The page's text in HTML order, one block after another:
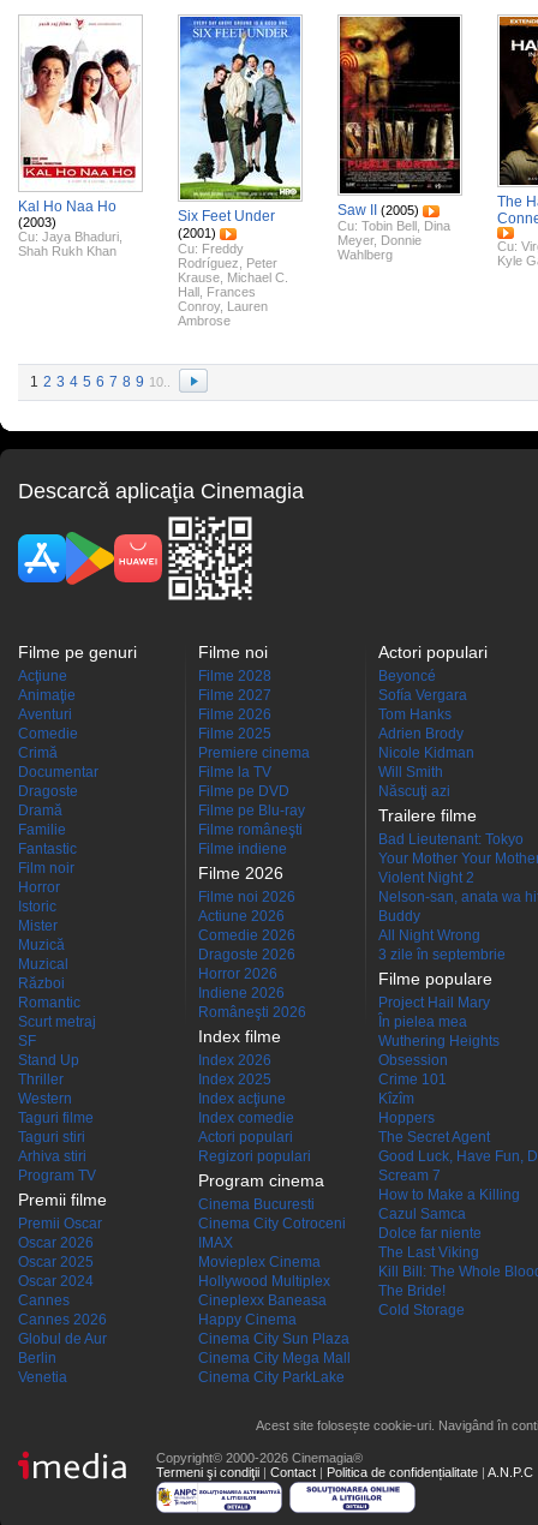
Kal Ho Naa Ho
(2003)
Cu: Jaya Bhaduri
Shah Rukh Khan
Six Feet Under
(2001)
Cu: Freddy
Rodríguez
Peter
Krause Michael C.
Hall Frances
Conroy, Lauren
Ambrose
Saw II
(2005)
Cu: Tobin Bell Dina
Meyer, Donnie
Wahlberg
The
Cu:
Kyle
1 2 3 4 5 6 7 8 9 10..
Descarcă aplicaţia Cinemagia
Filme pe genuri
Acţiune
Animaţie
Aventuri
Comedie
Crimă
Documentar
Dragoste
Dramă
Familie
Fantastic
Film noir
Horror
Istoric
Mister
Muzică
Muzical
Război
Romantic
Scurt metraj
SF
Stand Up
Thriller
Western
Taguri filme
Taguri stiri
Arhiva stiri
Program TV
Premii filme
Premii Oscar
Oscar 2026
Oscar 2025
Oscar 2024
Cannes
Cannes 2026
Globul de Aur
Berlin
Venetia
Filme noi
Filme 2028
Filme 2027
Filme 2026
Filme 2025
Premiere cinema
Filme la TV
Filme pe DVD
Filme pe Blu-ray
Filme româneşti
Filme indiene
Filme 2026
Filme noi 2026
Actiune 2026
Comedie 2026
Dragoste 2026
Horror 2026
Indiene 2026
Româneşti 2026
Index filme
Index 2026
Index 2025
Index acţiune
Index comedie
Actori populari
Regizori populari
Program cinema
Cinema Bucuresti
Cinema City Cotroceni
IMAX
Movieplex Cinema
Hollywood Multiplex
Cineplexx Baneasa
Happy Cinema
Cinema City Sun Plaza
Cinema City Mega Mall
Cinema City ParkLake
Actori populari
Beyoncé
Sofía Vergara
Tom Hanks
Adrien Brody
Nicole Kidman
Will Smith
Născuţi azi
Trailere filme
Bad Lieutenant: Tokyo
Your Mother Your
Violent Night 2
Nelson-san, anata wa
Buddy
All Night Wrong
3 zile în septembrie
Filme populare
Project Hail Mary
În pielea mea
Wuthering Heights
Obsession
Crime 101
Kîzîm
Hoppers
The Secret Agent
Good Luck, Have Fun,
Scream 7
How to Make a Killing
Cazul Samca
Dolce far niente
The Last Viking
Kill Bill: The Whole
The Bride!
Cold Storage
Acest site folosește cookie-uri. Navigând în
Copyright© 2000-2026 Cinemagia®
Termeni şi condiţii | Contact | Politica de confidențialitate | A.N.P.C